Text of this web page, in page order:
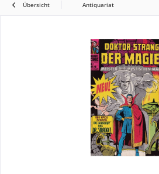
Übersicht Antiquariat